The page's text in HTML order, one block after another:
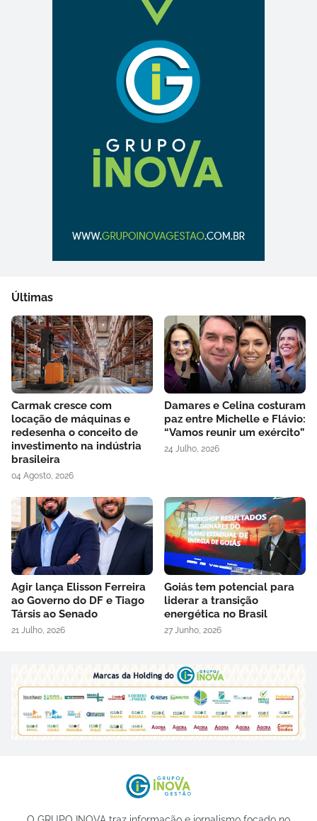
Últimas
Carmak cresce com
locação de máquinas e
redesenha o conceito de
investimento na indústria
brasileira
04 Agosto, 2026
Damares e Celina costuram
paz entre Michelle e Flávio:
“Vamos reunir um exército”
24 Julho, 2026
Agir lança Elisson Ferreira
ao Governo do DF e Tiago
Társis ao Senado
21 Julho, 2026
Goiás tem potencial para
liderar a transição
energética no Brasil
27 Junho, 2026